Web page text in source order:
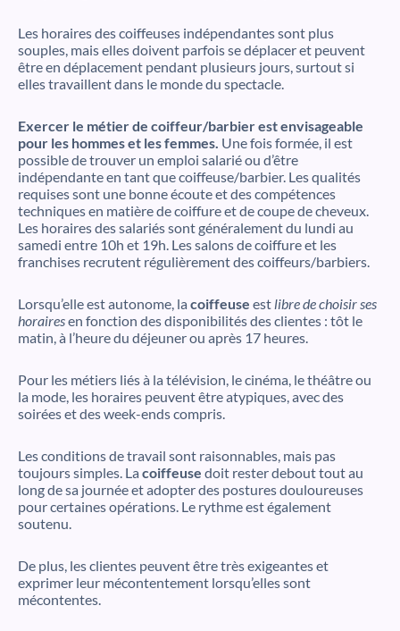
Les horaires des coiffeuses indépendantes sont plus
souples, mais elles doivent parfois se déplacer et peuvent
être en déplacement pendant plusieurs jours, surtout si
elles travaillent dans le monde du spectacle.
Exercer le métier de coiffeur/barbier est envisageable
pour les hommes et les femmes. Une fois formée, il est
possible de trouver un emploi salarié ou d’être
indépendante en tant que coiffeuse/barbier. Les qualités
requises sont une bonne écoute et des compétences
techniques en matière de coiffure et de coupe de cheveux.
Les horaires des salariés sont généralement du lundi au
samedi entre 10h et 19h. Les salons de coiffure et les
franchises recrutent régulièrement des coiffeurs/barbiers.
Lorsqu’elle est autonome, la coiffeuse est libre de choisir ses
horairesen fonction des disponibilités des clientes : tôt le
matin, à l’heure du déjeuner ou après 17 heures.
Pour les métiers liés à la télévision, le cinéma, le théâtre ou
la mode, les horaires peuvent être atypiques, avec des
soirées et des week-ends compris.
Les conditions de travail sont raisonnables, mais pas
toujours simples. La coiffeuse doit rester debout tout au
long de sa journée et adopter des postures douloureuses
pour certaines opérations. Le rythme est également
soutenu.
De plus, les clientes peuvent être très exigeantes et
exprimer leur mécontentement lorsqu’elles sont
mécontentes.